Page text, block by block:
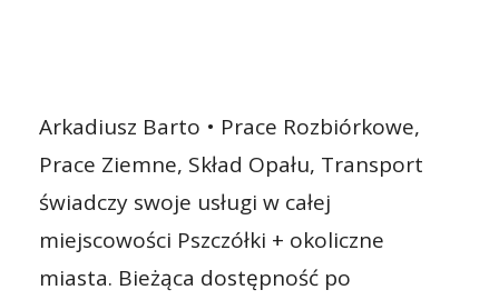
Arkadiusz Barto • Prace Rozbiórkowe,
Prace Ziemne, Skład Opału, Transport
świadczy swoje usługi w całej
miejscowości Pszczółki + okoliczne
miasta. Bieżąca dostępność po